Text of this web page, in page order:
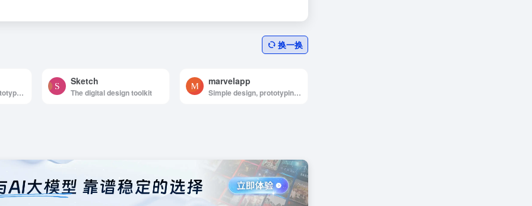
换一换
Powerful design prototyping tools
Sketch
The digital design toolkit
marvelapp
Simple design, prototyping and collaboration